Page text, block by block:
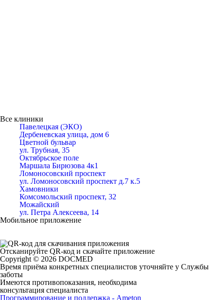
Все клиники
Павелецкая (ЭКО)
Дербеневская улица, дом 6
Цветной бульвар
ул. Трубная, 35
Октябрьское поле
Маршала Бирюзова 4к1
Ломоносовский проспект
ул. Ломоносовский проспект д.7 к.5
Хамовники
Комсомольский проспект, 32
Можайский
ул. Петра Алексеева, 14
Мобильное приложение
Отсканируйте QR-код и скачайте приложение
Copyright © 2026 DOCMED
Время приёма конкретных специалистов уточняйте у Службы
заботы
Имеются противопоказания, необходима
консультация специалиста
Программирование и поддержка - Ameton